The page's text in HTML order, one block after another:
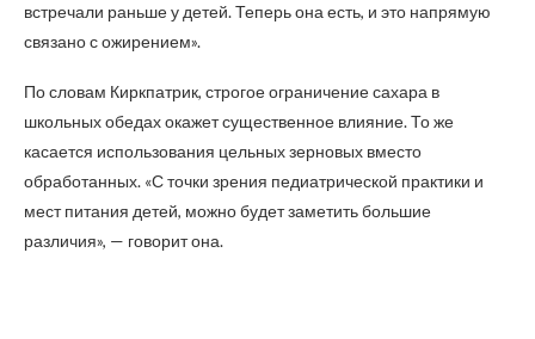
встречали раньше у детей. Теперь она есть, и это напрямую
связано с ожирением».
По словам Киркпатрик, строгое ограничение сахара в
школьных обедах окажет существенное влияние. То же
касается использования цельных зерновых вместо
обработанных. «С точки зрения педиатрической практики и
мест питания детей, можно будет заметить большие
различия», — говорит она.